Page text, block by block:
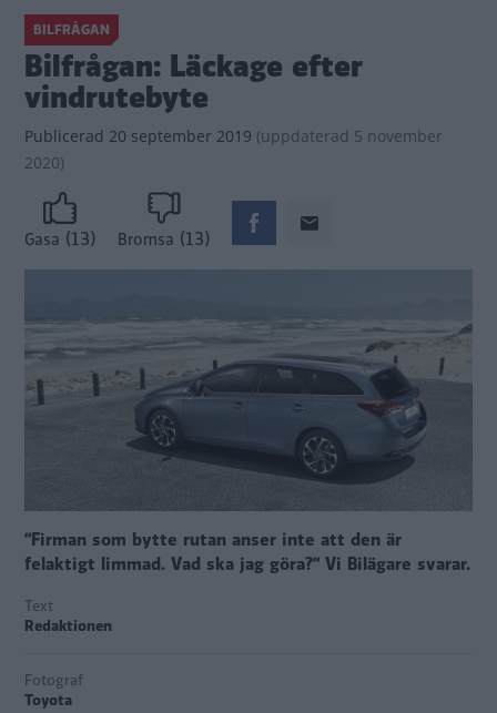
BILFRÅGAN
Bilfrågan: Läckage efter
vindrutebyte
Publicerad 20 september 2019 (uppdaterad 5 november
2020)
Gasa (13) Bromsa (13)
”Firman som bytte rutan anser inte att den är
felaktigt limmad. Vad ska jag göra?” Vi Bilägare svarar.
Text
Redaktionen
Fotograf
Toyota